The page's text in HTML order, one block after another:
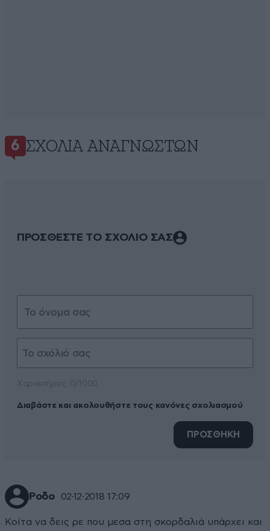
6 ΣΧΌΛΙΑ ΑΝΑΓΝΩΣΤΏΝ
ΠΡΟΣΘΕΣΤΕ ΤΟ ΣΧΟΛΙΟ ΣΑΣ
Διαβάστε και ακολουθήστε τους κανόνες σχολιασμού
ΠΡΟΣΘΗΚΗ
Ροδο 02·12·2018 17:09
Κοίτα να δεις ρε που μεσα στη σκορδαλιά υπάρχει και